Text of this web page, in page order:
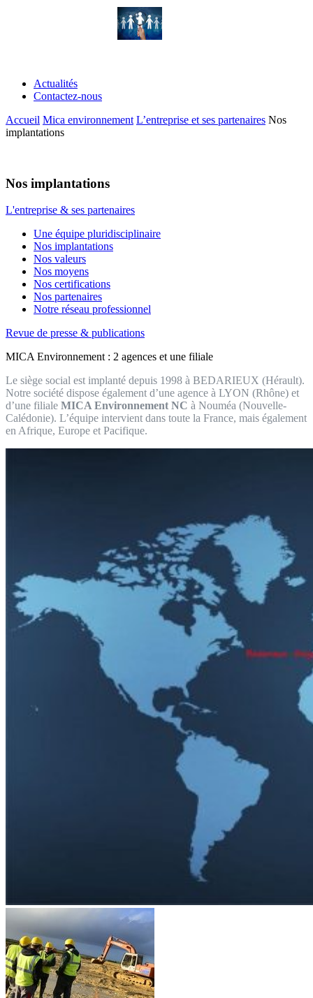
Actualités
Contactez-nous
Accueil Mica environnement L’entreprise et ses partenaires Nos
implantations
Nos implantations
L'entreprise & ses partenaires
Une équipe pluridisciplinaire
Nos implantations
Nos valeurs
Nos moyens
Nos certifications
Nos partenaires
Notre réseau professionnel
Revue de presse & publications
MICA Environnement : 2 agences et une filiale
Le siège social est implanté depuis 1998 à BEDARIEUX (Hérault).
Notre société dispose également d’une agence à LYON (Rhône) et
d’une filiale MICA Environnement NC à Nouméa (Nouvelle-
Calédonie). L’équipe intervient dans toute la France, mais également
en Afrique, Europe et Pacifique.